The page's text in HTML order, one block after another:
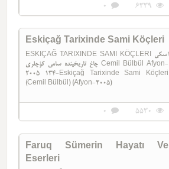
6339
0
Eskiçağ Tarixinde Sami Köçleri
ESKIÇAĞ TARIXINDE SAMI KÖÇLERI اسکی
چاغ تاریخینده سامی کؤچلری Cemil Bülbül Afyon-
2005 134-Eskiçağ Tarixinde Sami Köçleri
(Cemil Bülbül) (Afyon-2005)
5530
0
Faruq Sümerin Hayatı Ve
Eserleri